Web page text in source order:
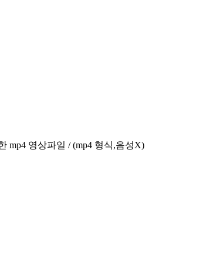
mp4 영상파일 / (mp4 형식,음성X)